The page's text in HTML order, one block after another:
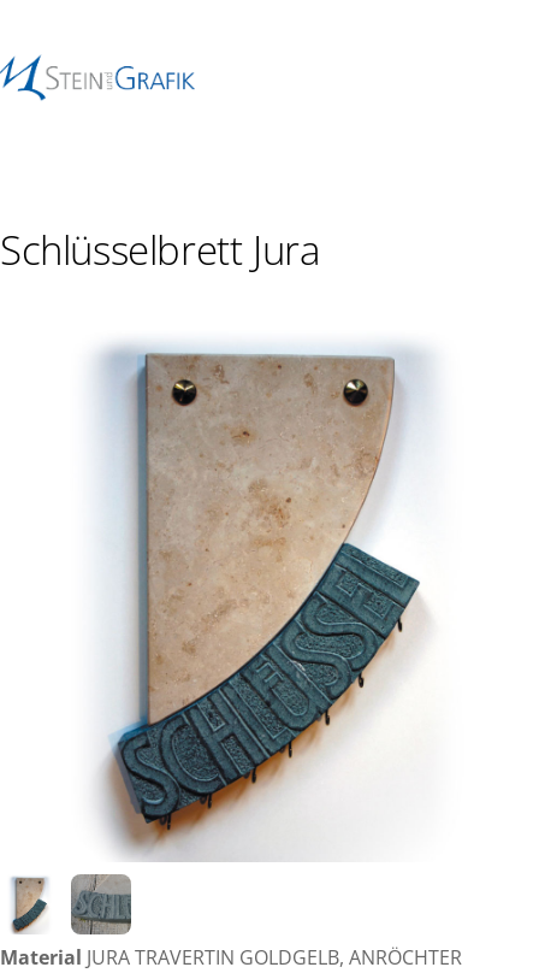
Schlüsselbrett Jura
Material JURA TRAVERTIN GOLDGELB, ANRÖCHTER